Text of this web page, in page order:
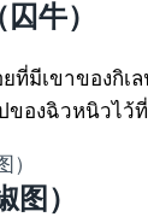
牛）
ยที่มีเขาของกิเ
ของฉิวหนิวไว้
图）